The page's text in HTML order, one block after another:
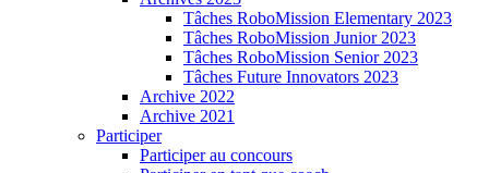
Tâches RoboMission Elementary 2023
Tâches RoboMission Junior 2023
Tâches RoboMission Senior 2023
Tâches Future Innovators 2023
Archive 2022
Archive 2021
Participer
Participer au concours